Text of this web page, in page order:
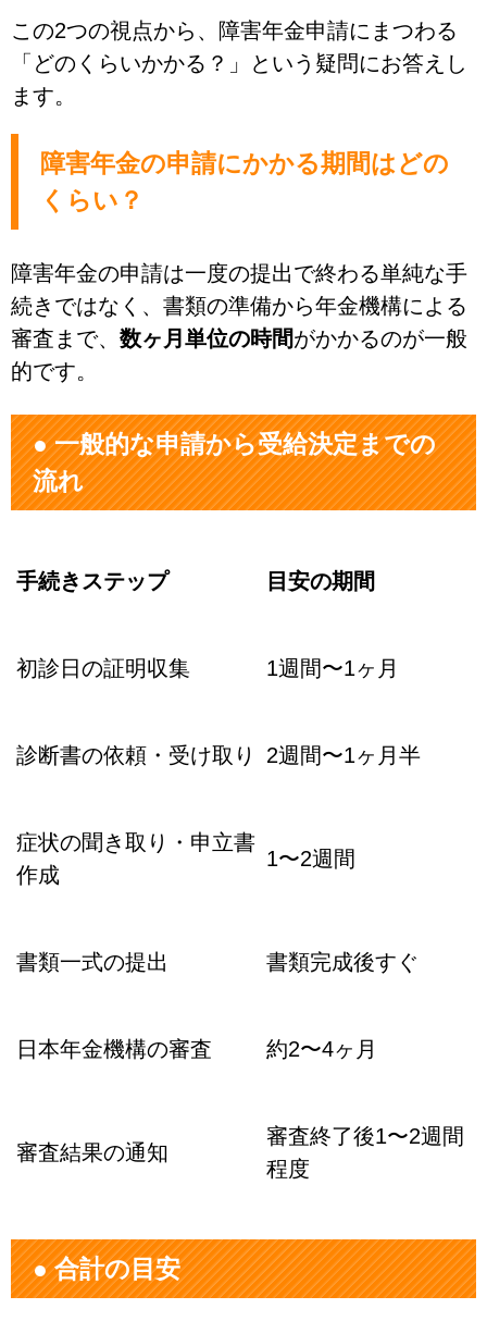
この2つの視点から、障害年金申請にまつわる
「どのくらいかかる？」という疑問にお答えし
ます。
障害年金の申請にかかる期間はどの
くらい？
障害年金の申請は一度の提出で終わる単純な手
続きではなく、書類の準備から年金機構による
審査まで、 数ヶ月単位の時間がかかるのが一般
的です。
● 一般的な申請から受給決定までの
流れ
手続きステップ 目安の期間
初診日の証明収集 1週間〜1ヶ月
診断書の依頼・受け取り 2週間〜1ヶ月半
症状の聞き取り・申立書
作成
1〜2週間
書類一式の提出 書類完成後すぐ
日本年金機構の審査 約2〜4ヶ月
審査結果の通知
審査終了後1〜2週間
程度
● 合計の目安